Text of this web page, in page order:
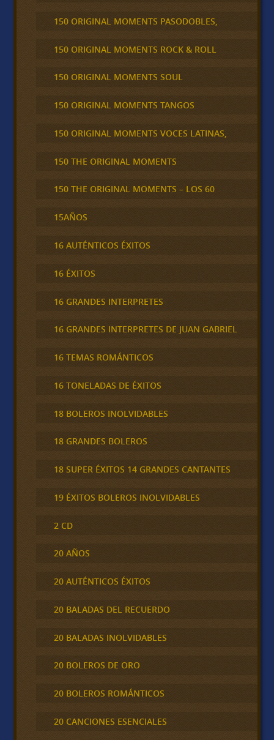
150 ORIGINAL MOMENTS PASODOBLES,
150 ORIGINAL MOMENTS ROCK & ROLL
150 ORIGINAL MOMENTS SOUL
150 ORIGINAL MOMENTS TANGOS
150 ORIGINAL MOMENTS VOCES LATINAS,
150 THE ORIGINAL MOMENTS
150 THE ORIGINAL MOMENTS – LOS 60
15AÑOS
16 AUTÉNTICOS ÉXITOS
16 ÉXITOS
16 GRANDES INTERPRETES
16 GRANDES INTERPRETES DE JUAN GABRIEL
16 TEMAS ROMÁNTICOS
16 TONELADAS DE ÉXITOS
18 BOLEROS INOLVIDABLES
18 GRANDES BOLEROS
18 SUPER ÉXITOS 14 GRANDES CANTANTES
19 ÉXITOS BOLEROS INOLVIDABLES
2 CD
20 AÑOS
20 AUTÉNTICOS ÉXITOS
20 BALADAS DEL RECUERDO
20 BALADAS INOLVIDABLES
20 BOLEROS DE ORO
20 BOLEROS ROMÁNTICOS
20 CANCIONES ESENCIALES